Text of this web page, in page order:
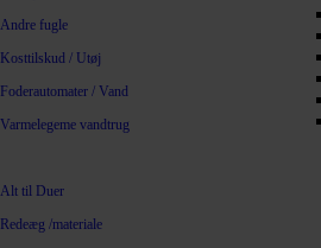
Andre fugle
Kosttilskud / Utøj
Foderautomater / Vand
Varmelegeme vandtrug
Alt til Duer
Redeæg /materiale